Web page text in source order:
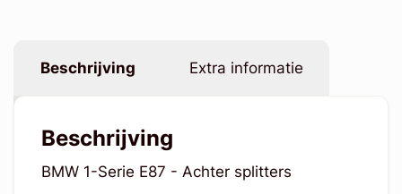
Beschrijving Extra informatie
Beschrijving
BMW 1-Serie E87 - Achter splitters